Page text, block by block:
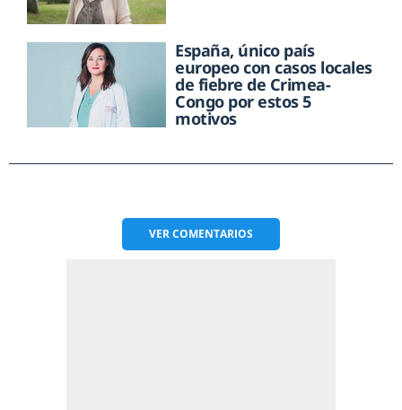
España, único país
europeo con casos locales
de fiebre de Crimea-
Congo por estos 5
motivos
VERCOMENTARIOS